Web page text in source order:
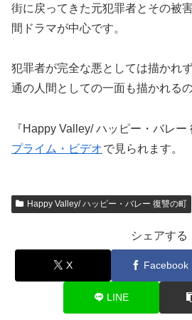
街に戻ってきた元犯罪者とその被
間ドラマが中心です。
犯罪者が完全な悪としては描かれ
通の人間としての一面も描かれる
『Happy Valley/ ハッピー・バレー
プライム・ビデオで見られます。
Happy Valley/ ハッピー・バレー 復讐の町
シェアする
X Facebook
LINE